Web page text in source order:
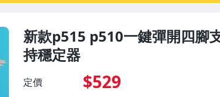
新款p515 p510一鍵彈開四腳
持穩定器
定價 $529